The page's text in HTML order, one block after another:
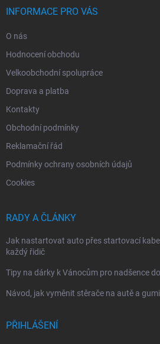
INFORMACE PRO VÁS
O nás
Hodnocení obchodu
Velkoobchodní spolupráce
Doprava a platba
Kontakty
Obchodní podmínky
Reklamační řád
Podmínky ochrany osobních údajů
Cookies
RADY A ČLÁNKY
Jak nastartovat auto přes startovací
každý řidič
Tipy na dárky k Vánocům pro nadšence
Návod, jak vyměnit stěrače na autě a
PŘIHLÁŠENÍ